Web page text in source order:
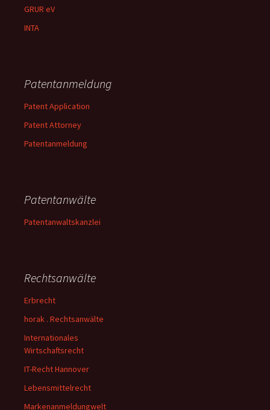
GRUR eV
INTA
Patentanmeldung
Patent Application
Patent Attorney
Patentanmeldung
Patentanwälte
Patentanwaltskanzlei
Rechtsanwälte
Erbrecht
horak . Rechtsanwälte
Internationales
Wirtschaftsrecht
IT-Recht Hannover
Lebensmittelrecht
Markenanmeldungwelt